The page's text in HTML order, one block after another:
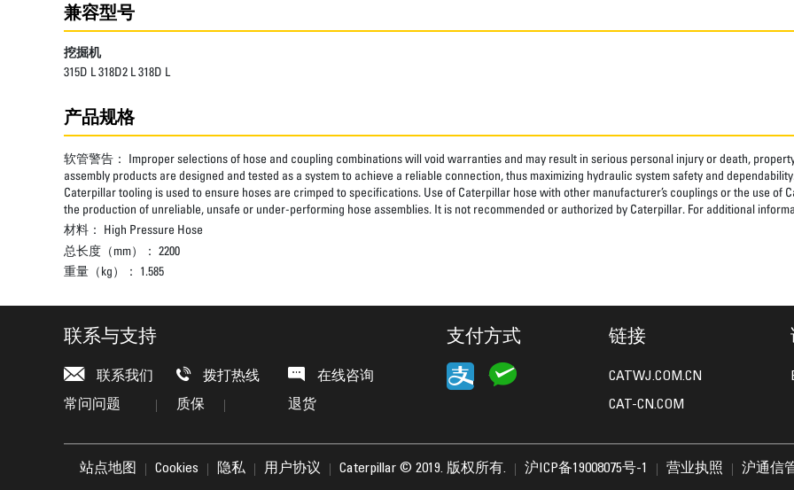
兼容型号
挖掘机
315D L 318D2 L 318D L
产品规格
软管警告： Improper selections of hose and coupling combinations will void warranties and may result in serious personal injury or death,
assembly products are designed and tested as a system to achieve a reliable connection, thus maximizing hydraulic system safety and
Caterpillar tooling is used to ensure hoses are crimped to specifications. Use of Caterpillar hose with other manufacturer’s couplings or the use of
the production of unreliable, unsafe or under-performing hose assemblies. It is not recommended or authorized by Caterpillar. For additional
材料： High Pressure Hose
总长度（mm）： 2200
重量（kg）： 1.585
联系与支持
联系我们 拨打热线
在线咨询
常问问题
质保 退货
支付方式 链接
CATWJ.COM.CN
CAT-CN.COM
站点地图 Cookies 隐私 用户协议 Caterpillar © 2019. 版权所有. 沪ICP备19008075号-1 营业执照 沪通信